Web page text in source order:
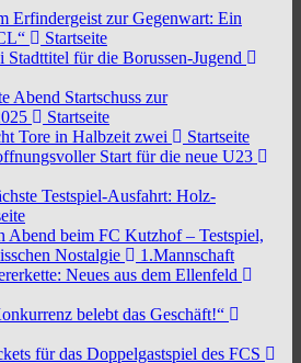
Erfindergeist zur Gegenwart: Ein
Startseite
Stadttitel für die Borussen-Jugend
Abend Startschuss zur
Startseite
Tore in Halbzeit zwei
Startseite
Start für die neue U23
Testspiel-Ausfahrt: Holz-
Abend beim FC Kutzhof – Testspiel,
Nostalgie
1.Mannschaft
Neues aus dem Ellenfeld
belebt das Geschäft!“
für das Doppelgastspiel des FCS